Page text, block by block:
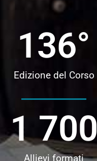
Edizione del Corso
136°
Allievi formati
1 700